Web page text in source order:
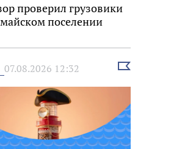
проверил грузовики
поселении
07.08.2026 12:32
Выбрать